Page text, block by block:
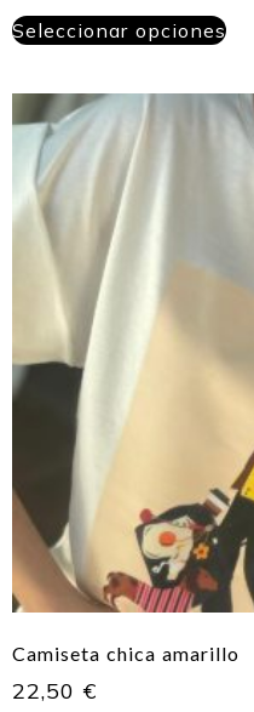
Seleccionar opciones
Camiseta chica amarillo
22,50 €